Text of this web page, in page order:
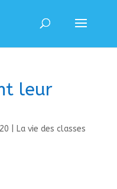
leur
La vie des classes